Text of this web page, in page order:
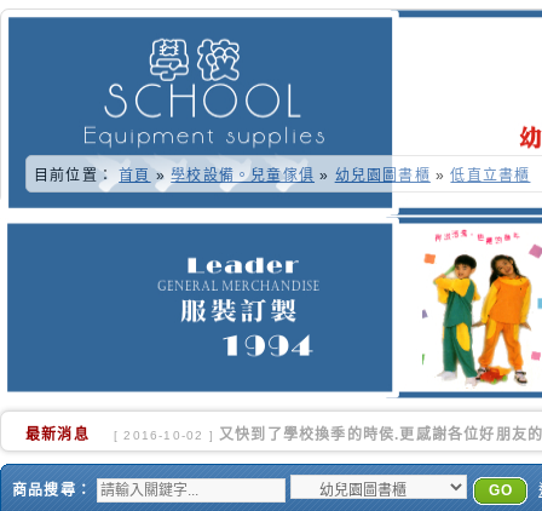
目前位置： 首頁 »學校設備。兒童傢俱 » 幼兒園圖書櫃 »低直立書櫃
最新消息 [ 2016-10-02 ] 又快到了學校換季的時侯.更感謝各位好朋友
商品搜尋： GO